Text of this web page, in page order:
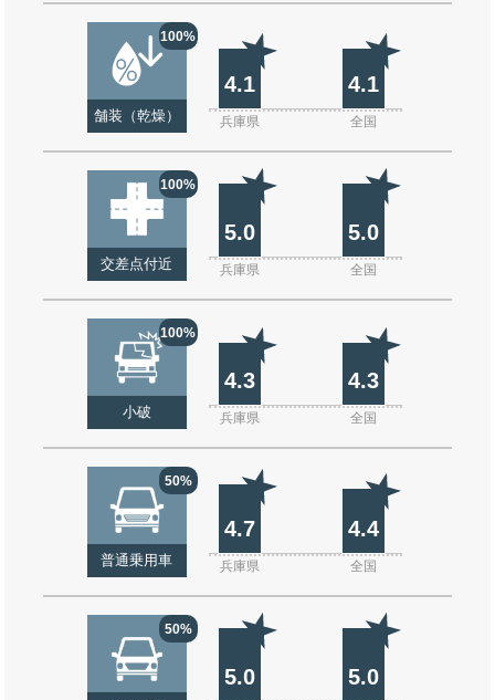
100%
舗装（乾燥）
4.1 4.1
兵庫県 全国
100%
交差点付近
5.0 5.0
兵庫県 全国
100%
小破
4.3 4.3
兵庫県 全国
50%
普通乗用車
4.7 4.4
兵庫県 全国
50%
5.0 5.0